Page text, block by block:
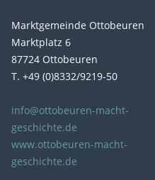
Marktgemeinde Ottobeuren
Marktplatz 6
87724 Ottobeuren
T. +49 (0)8332/9219-50
info@ottobeuren-macht-
geschichte.de
www.ottobeuren-macht-
geschichte.de